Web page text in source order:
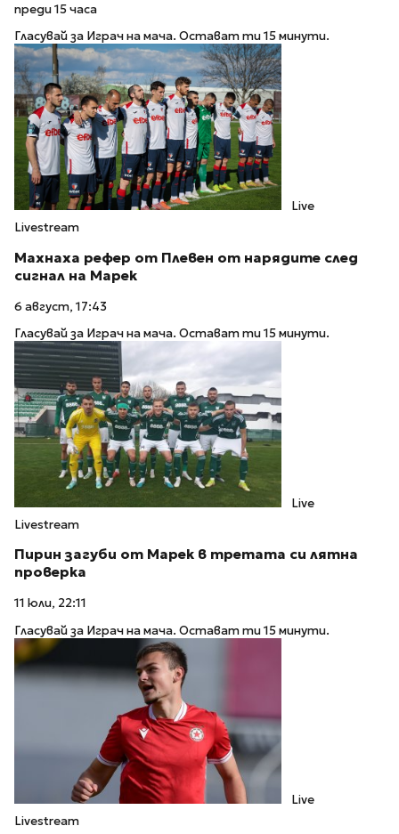
преди 15 часа
Гласувай за Играч на мача. Остават ти 15 минути.
Live
Livestream
Махнаха рефер от Плевен от нарядите след
сигнал на Марек
6 август, 17:43
Гласувай за Играч на мача. Остават ти 15 минути.
Live
Livestream
Пирин загуби от Марек в третата си лятна
проверка
11 юли, 22:11
Гласувай за Играч на мача. Остават ти 15 минути.
Live
Livestream